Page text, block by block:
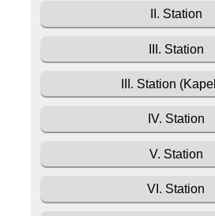
II. Station
III. Station
III. Station
IV. Station
V. Station
VI. Station